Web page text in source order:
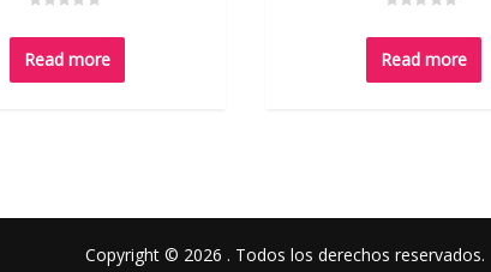
0
out
of
Read more
0
out
of
Read more
Copyright © 2026 . Todos los derechos reservados.